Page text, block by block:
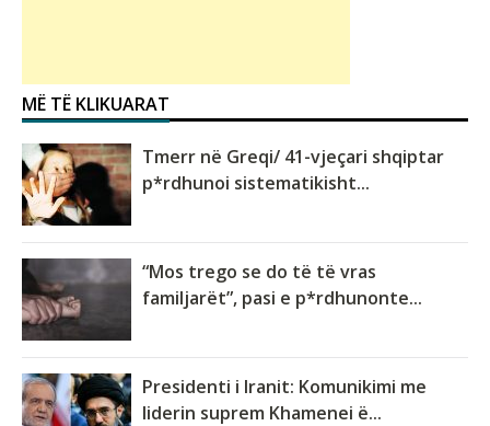
MË TË KLIKUARAT
Tmerr në Greqi/ 41-vjeçari shqiptar
p*rdhunoi sistematikisht...
“Mos trego se do të të vras
familjarët”, pasi e p*rdhunonte...
Presidenti i Iranit: Komunikimi me
liderin suprem Khamenei ë...